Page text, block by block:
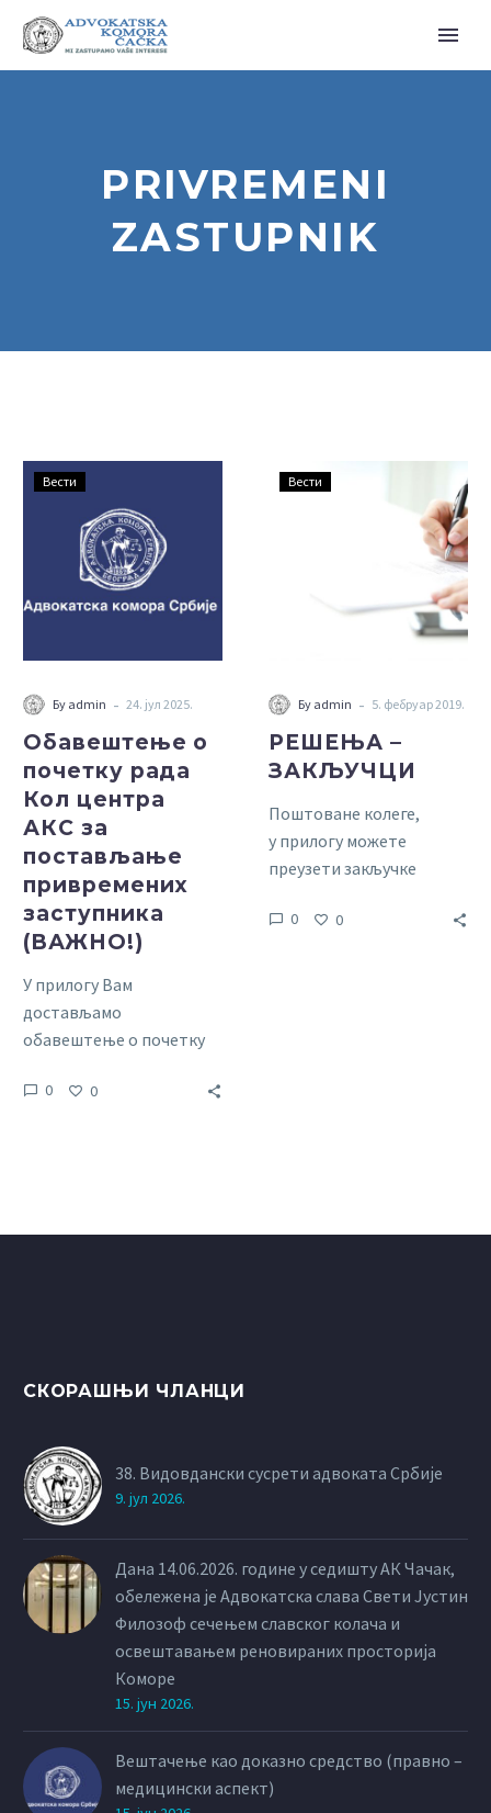
PRIVREMENI
ZASTUPNIK
почетку
рада
Кол
центра
за
заступника
(ВАЖНО!)
Вести
Бy admin - 24. јул 2025.
Обавештење о
почетку рада
Кол центра
АКС за
постављање
привремених
заступника
(ВАЖНО!)
У прилогу Вам
достављамо
обавештење о почетку
Адвокатске коморе
извршном поступку.
0 0
ЗАКЉУЧЦИ
Вести
Бy admin - 5. фебруар 2019.
РЕШЕЊА –
ЗАКЉУЧЦИ
Поштоване колеге,
у прилогу можете
преузети закључке
привремени заступник
0 0
СКОРАШЊИ ЧЛАНЦИ
38. Видовдански сусрети адвоката Србије
9. јул 2026.
Дана 14.06.2026. године у седишту АК Чачак,
обележена је Адвокатска слава Свети Јустин
Филозоф сечењем славског колача и
освештавањем реновираних просторија
Коморе
15. јун 2026.
Вештачење као доказно средство (правно –
медицински аспект)